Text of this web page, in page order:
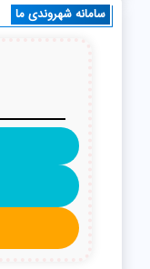
سامانه شهروندی ما